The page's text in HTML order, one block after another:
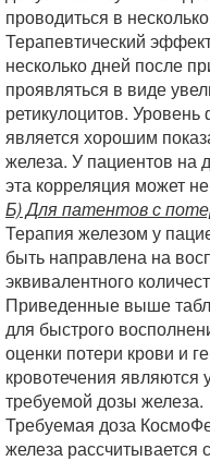
проводиться в
Терапевтический
несколько дней после
проявляться в виде
ретикулоцитов.
является хорошим
железа. У пациентов на
эта корреляция может
Б) Для патентов с
Терапия железом у
быть направлена на
эквивалентного
Приведенные выше
для быстрого
оценки потери крови и
кровотечения
требуемой дозы железа.
Требуемая доза
железа